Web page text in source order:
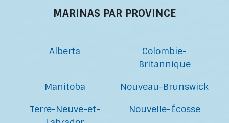
MARINAS PAR PROVINCE
Alberta
Colombie-
Britannique
Manitoba
Nouveau-Brunswick
Terre-Neuve-et-
Nouvelle-Écosse